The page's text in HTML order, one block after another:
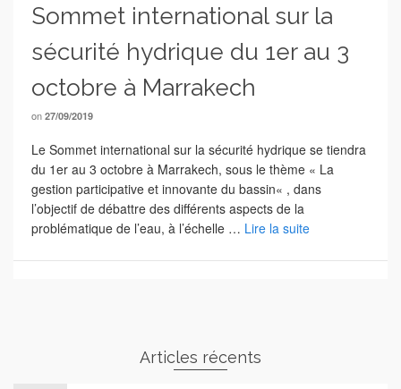
Sommet international sur la
sécurité hydrique du 1er au 3
octobre à Marrakech
on 27/09/2019
Le Sommet international sur la sécurité hydrique se tiendra
du 1er au 3 octobre à Marrakech, sous le thème « La
gestion participative et innovante du bassin« , dans
l’objectif de débattre des différents aspects de la
problématique de l’eau, à l’échelle … Lire la suite
Articles récents